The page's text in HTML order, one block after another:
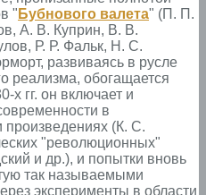
" Бубнового валета" (П. П.
А. В. Куприн, В. В.
Р. Р. Фальк, Н. С.
развиваясь в русле
реализма, обогащается
гг. он включает и
в
произведениях (К. С.
"революционных"
и др.), и попытки вновь
так называемыми
эксперименты в области